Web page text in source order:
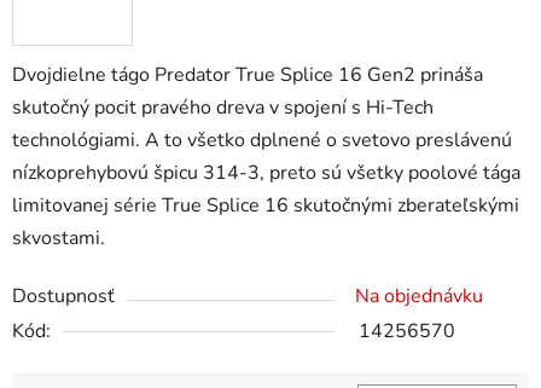
Dvojdielne tágo Predator True Splice 16 Gen2 prináša
skutočný pocit pravého dreva v spojení s Hi-Tech
technológiami. A to všetko dplnené o svetovo preslávenú
nízkoprehybovú špicu 314-3, preto sú všetky poolové tága
limitovanej série True Splice 16 skutočnými zberateľskými
skvostami.
Dostupnosť
Na objednávku
Kód:
14256570